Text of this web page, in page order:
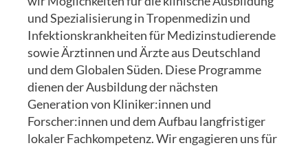
und Spezialisierung in Tropenmedizin und
Infektionskrankheiten für Medizinstudierende
sowie Ärztinnen und Ärzte aus Deutschland
und dem Globalen Süden. Diese Programme
dienen der Ausbildung der nächsten
Generation von Kliniker:innen und
Forscher:innen und dem Aufbau langfristiger
lokaler Fachkompetenz. Wir engagieren uns für